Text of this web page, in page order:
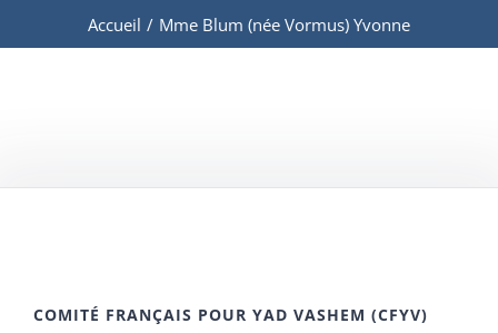
Accueil / Mme Blum (née Vormus) Yvonne
COMITÉ FRANÇAIS POUR YAD VASHEM (CFYV)